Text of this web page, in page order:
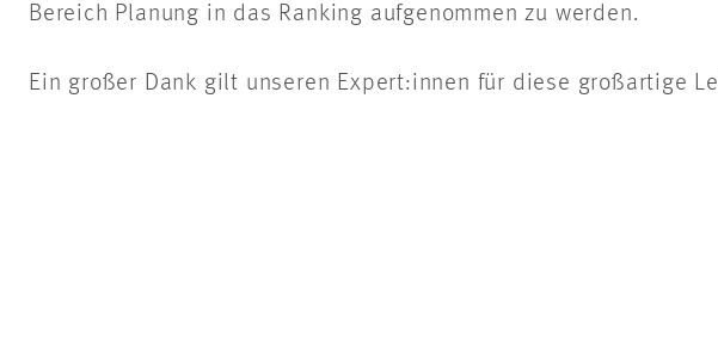
Bereich Planung in das Ranking aufgenommen zu werden.
Ein großer Dank gilt unseren Expert:innen für diese großartige